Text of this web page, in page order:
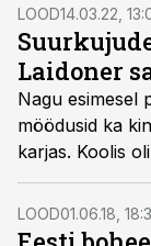
LOOD14.03.22,
Laidoner
Nagu esimesel
möödusid ka
karjas. Koolis
aurahaks
LOOD01.06.18,